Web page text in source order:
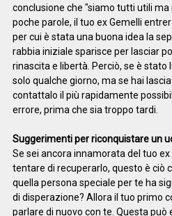
conclusione che "siamo tutti utili ma
poche parole, il tuo ex Gemelli
per cui è stata una buona idea la
rabbia iniziale sparisce per lasciar
rinascita e libertà. Perciò, se è stato
solo qualche giorno, ma se hai
contattalo il più rapidamente
errore, prima che sia troppo tardi.
Suggerimenti per riconquistare un
Se sei ancora innamorata del tuo ex
tentare di recuperarlo, questo è ciò
quella persona speciale per te ha
di disperazione? Allora il tuo primo
parlare di nuovo con te. Questa può